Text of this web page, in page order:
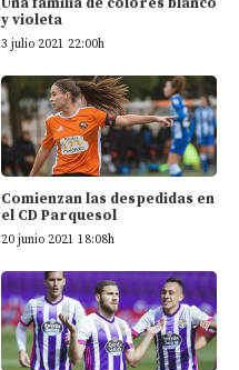
y violeta
3 julio 2021 22:00h
Comienzan las despedidas en
el CD Parquesol
20 junio 2021 18:08h